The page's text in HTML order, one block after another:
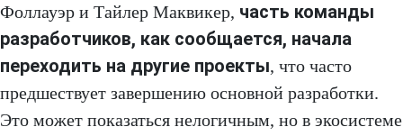
Фоллауэр и Тайлер Маквикер, часть команды
разработчиков, как сообщается, начала
переходить на другие проекты, что часто
предшествует завершению основной разработки.
Это может показаться нелогичным, но в экосистеме